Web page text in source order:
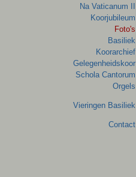
Na Vaticanum II
Koorjubileum
Foto's
Basiliek
Koorarchief
Gelegenheidskoor
Schola Cantorum
Orgels
Vieringen Basiliek
Contact